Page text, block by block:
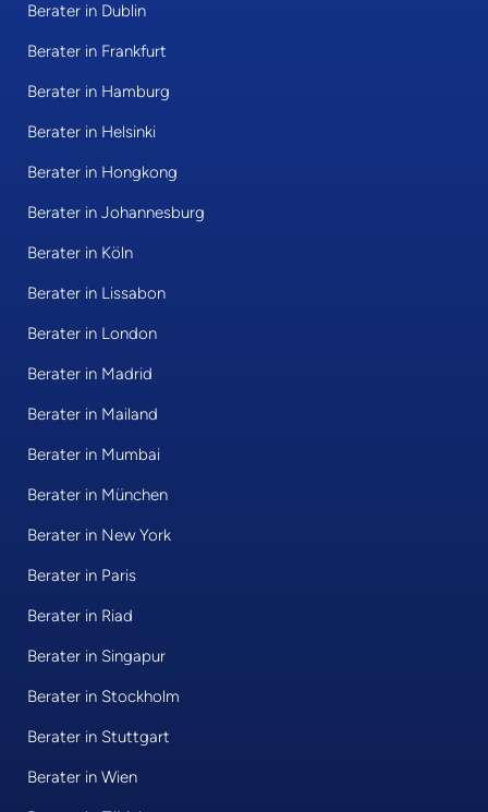
Berater in Dublin
Berater in Frankfurt
Berater in Hamburg
Berater in Helsinki
Berater in Hongkong
Berater in Johannesburg
Berater in Köln
Berater in Lissabon
Berater in London
Berater in Madrid
Berater in Mailand
Berater in Mumbai
Berater in München
Berater in New York
Berater in Paris
Berater in Riad
Berater in Singapur
Berater in Stockholm
Berater in Stuttgart
Berater in Wien